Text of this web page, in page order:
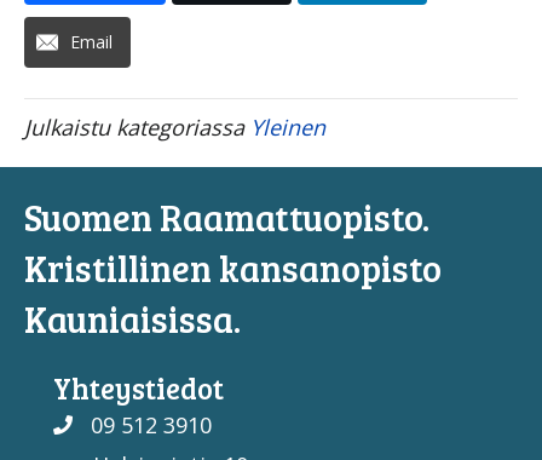
Email
Julkaistu kategoriassa Yleinen
Suomen Raamattuopisto.
Kristillinen kansanopisto
Kauniaisissa.
Yhteystiedot
09 512 3910